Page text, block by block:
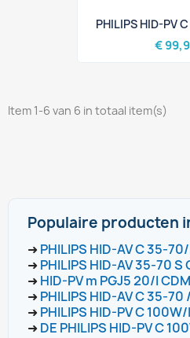
PHILIPS HID-PV
€
Item 1-6 van 6 in totaal item(s)
Populaire producten
➜ PHILIPS HID-AV C 35-
➜ PHILIPS HID-AV 35-70 S
➜ HID-PV m PGJ5 20/I
➜ PHILIPS HID-AV C 35-70
➜ PHILIPS HID-PV C
➜ DE PHILIPS HID-PV C